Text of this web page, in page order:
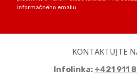
informačného emailu.
KONTAKTUJTE
Infolinka: +421 911